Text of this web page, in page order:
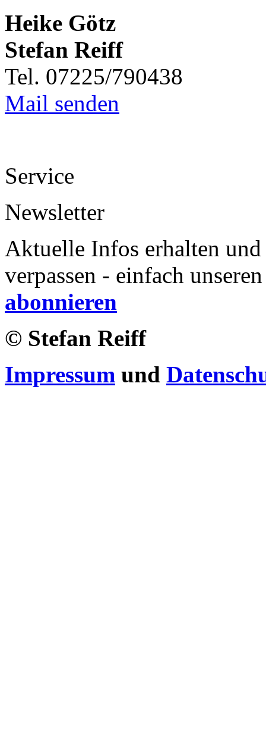
Heike Götz
Stefan Reiff
Tel. 07225/790438
Mail senden
Service
Newsletter
Aktuelle Infos erhalten
verpassen - einfach
abonnieren
© Stefan Reiff
Impressum und